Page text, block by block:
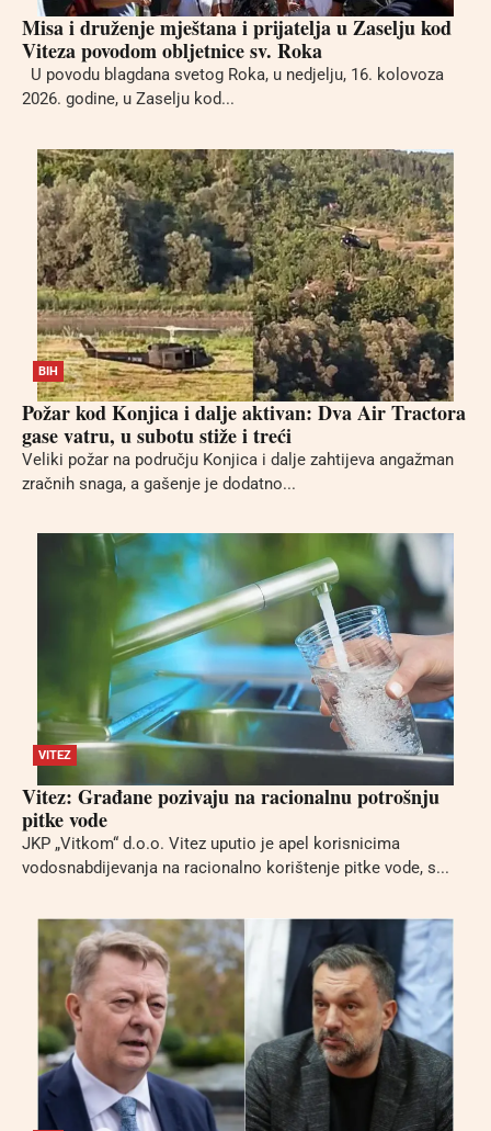
Misa i druženje mještana i prijatelja u Zaselju kod
Viteza povodom obljetnice sv. Roka
U povodu blagdana svetog Roka, u nedjelju, 16. kolovoza
2026. godine, u Zaselju kod...
BIH
Požar kod Konjica i dalje aktivan: Dva Air Tractora
gase vatru, u subotu stiže i treći
Veliki požar na području Konjica i dalje zahtijeva angažman
zračnih snaga, a gašenje je dodatno...
VITEZ
Vitez: Građane pozivaju na racionalnu potrošnju
pitke vode
JKP „Vitkom“ d.o.o. Vitez uputio je apel korisnicima
vodosnabdijevanja na racionalno korištenje pitke vode, s...